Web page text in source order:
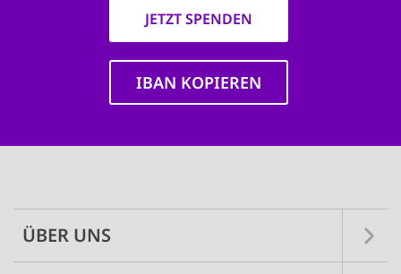
JETZT SPENDEN
IBAN KOPIEREN
ÜBER UNS